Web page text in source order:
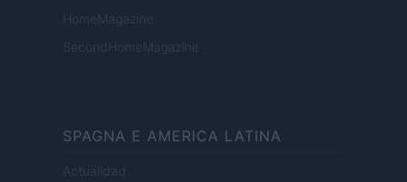
HomeMagazine
SecondHomeMagazine
SPAGNA E AMERICA LATINA
Actualidad